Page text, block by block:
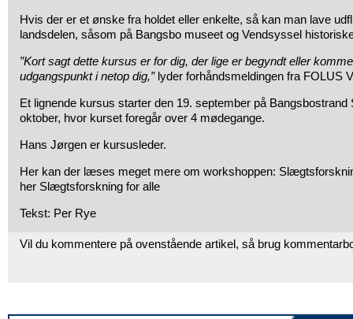
Hvis der er et ønske fra holdet eller enkelte, så kan man lave
landsdelen, såsom på Bangsbo museet og Vendsyssel
”Kort sagt dette kursus er for dig, der lige er begyndt eller
udgangspunkt i netop dig,”lyder forhåndsmeldingen fra FOLUS
Et lignende kursus starter den 19. september på Bangsbostrand
oktober, hvor kurset foregår over 4 mødegange.
Hans Jørgen er kursusleder.
Her kan der læses meget mere om workshoppen:
her Slægtsforskning for alle
Tekst: Per Rye
Vil du kommentere på ovenstående artikel, så brug